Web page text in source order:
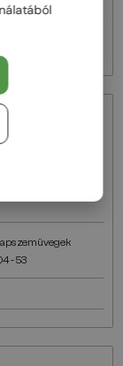
- 55
- 53